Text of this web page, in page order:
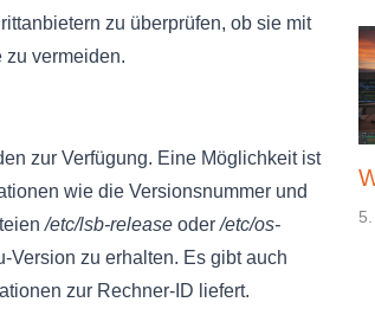
zu überprüfen, ob sie mit
zu vermeiden.
zur Verfügung. Eine Möglichkeit ist
wie die Versionsnummer und
/etc/lsb-release oder/etc/os-
Version zu erhalten. Es gibt auch
zur Rechner-ID liefert.